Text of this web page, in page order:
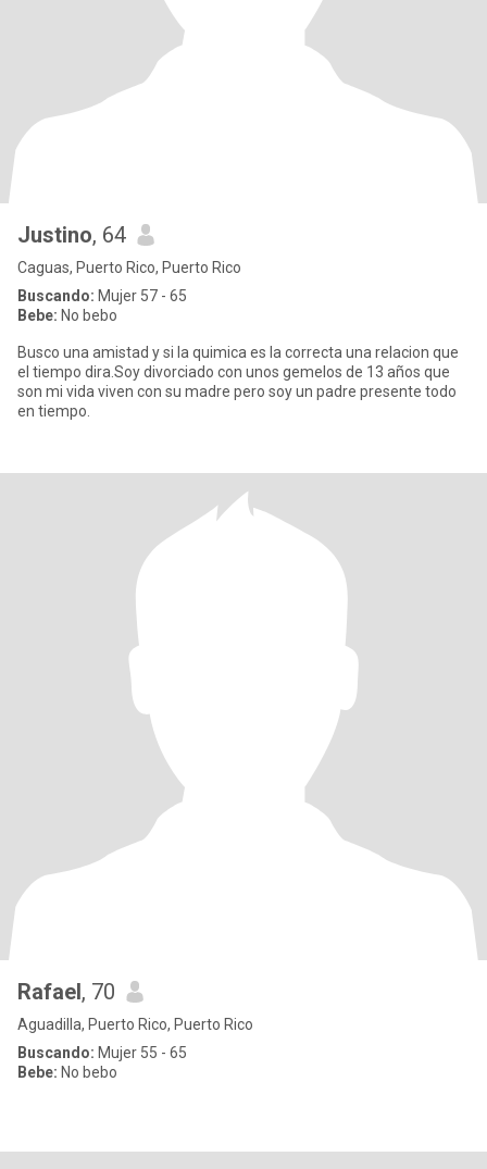
Justino, 64
Caguas, Puerto Rico, Puerto Rico
Buscando: Mujer 57 - 65
Bebe: No bebo
Busco una amistad y si la quimica es la correcta una relacion que
el tiempo dira.Soy divorciado con unos gemelos de 13 años que
son mi vida viven con su madre pero soy un padre presente todo
en tiempo.
Rafael, 70
Aguadilla, Puerto Rico, Puerto Rico
Buscando: Mujer 55 - 65
Bebe: No bebo